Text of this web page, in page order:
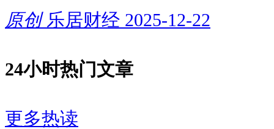
原创 乐居财经 2025-12-22
24小时热门文章
更多热读